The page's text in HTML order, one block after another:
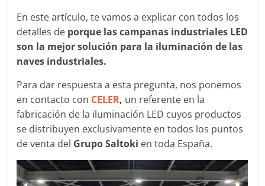
En este artículo, te vamos a explicar con todos los
detalles de porque las campanas industriales LED
son la mejor solución para la iluminación de las
naves industriales.
Para dar respuesta a esta pregunta, nos ponemos
en contacto con CELER, un referente en la
fabricación de la iluminación LED cuyos productos
se distribuyen exclusivamente en todos los puntos
de venta del Grupo Saltoki en toda España.